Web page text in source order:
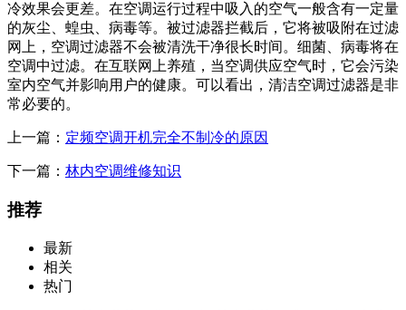
冷效果会更差。在空调运行过程中吸入的空气一般含有一定量
的灰尘、蝗虫、病毒等。被过滤器拦截后，它将被吸附在过滤
网上，空调过滤器不会被清洗干净很长时间。细菌、病毒将在
空调中过滤。在互联网上养殖，当空调供应空气时，它会污染
室内空气并影响用户的健康。可以看出，清洁空调过滤器是非
常必要的。
上一篇： 定频空调开机完全不制冷的原因
下一篇： 林内空调维修知识
推荐
最新
相关
热门